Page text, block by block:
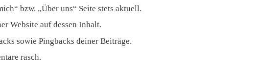
bzw. „Über uns“ Seite stets aktuell.
Website auf dessen Inhalt.
sowie Pingbacks deiner Beiträge.
rasch.